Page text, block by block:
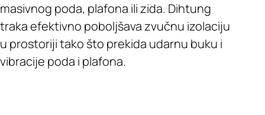
masivnog poda, plafona ili zida. Dihtung
traka efektivno poboljšava zvučnu izolaciju
u prostoriji tako što prekida udarnu buku i
vibracije poda i plafona.